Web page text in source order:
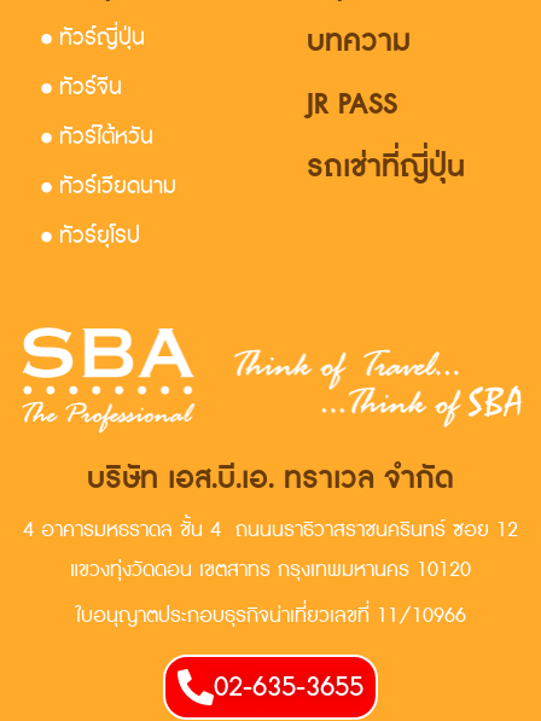
• ทัวร์ญี่ปุ่น
• ทัวร์จีน
• ทัวร์ไต้หวัน
• ทัวร์เวียดนาม
• ทัวร์ยุโรป
บทความ
JR PASS
รถเช่าที่ญี่ปุ่น
บริษัท เอส.บี.เอ. ทราเวล จำกัด
4 อาคารมหธราดล ชั้น 4 ถนนนราธิวาสราชนครินทร์ ซอย 12
แขวงทุ่งวัดดอน เขตสาทร กรุงเทพมหานคร 10120
ใบอนุญาตประกอบธุรกิจน่าเที่ยวเลขที่ 11/10966
02-635-3655